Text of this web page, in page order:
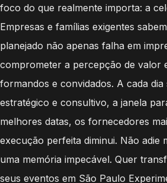
foco do que realmente importa: a
Empresas e famílias exigentes
planejado não apenas falha em
comprometer a percepção de valor
formandos e convidados. A cada
estratégico e consultivo, a janela
melhores datas, os fornecedores
execução perfeita diminui. Não adie
uma memória impecável. Quer
seus eventos em São Paulo